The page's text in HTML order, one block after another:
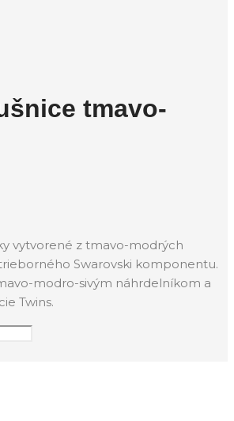
tmavo-
vytvorené z tmavo-modrých
Swarovski komponentu.
modro-sivým náhrdelníkom a
Twins.